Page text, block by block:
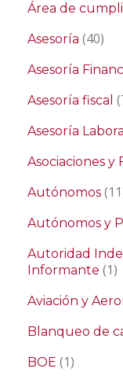
Área de
Asesoría (40)
Asesoría
Asesoría fiscal
Asesoría Laboral
Asociaciones y
Autónomos
Autónomos y
Autoridad
Informante (1)
Aviación y
Blanqueo de
BOE (1)